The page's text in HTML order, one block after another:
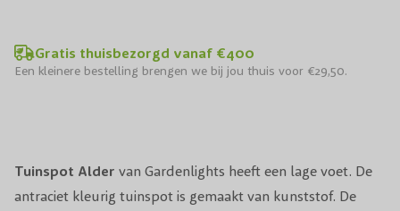
Gratis thuisbezorgd vanaf €400
Een kleinere bestelling brengen we bij jou thuis voor €29,50.
Tuinspot Alder van Gardenlights heeft een lage voet. De
antraciet kleurig tuinspot is gemaakt van kunststof. De